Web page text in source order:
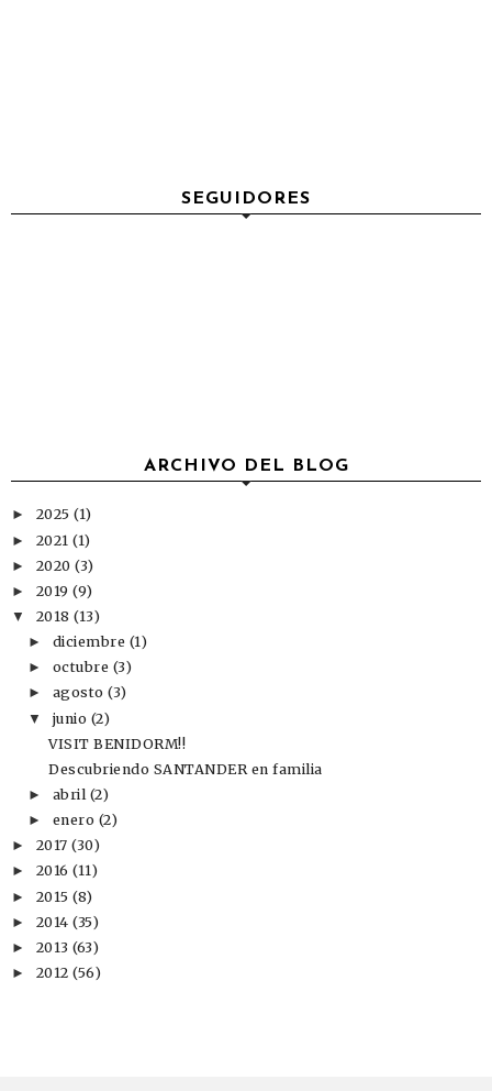
SEGUIDORES
ARCHIVO DEL BLOG
► 2025 (1)
► 2021 (1)
► 2020 (3)
► 2019 (9)
▼ 2018 (13)
► diciembre (1)
► octubre (3)
► agosto(3)
▼ junio (2)
VISIT BENIDORM!!
Descubriendo SANTANDER en familia
► abril (2)
► enero (2)
► 2017 (30)
► 2016 (11)
► 2015 (8)
► 2014 (35)
► 2013 (63)
► 2012 (56)